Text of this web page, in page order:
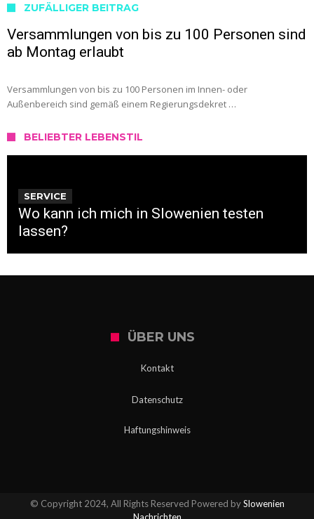
ZUFÄLLIGER BEITRAG
Versammlungen von bis zu 100 Personen sind
ab Montag erlaubt
Versammlungen von bis zu 100 Personen im Innen- oder
Außenbereich sind gemäß einem Regierungsdekret …
BELIEBTER LEBENSTIL
SERVICE
Wo kann ich mich in Slowenien testen
lassen?
ÜBER UNS
Kontakt
Datenschutz
Haftungshinweis
© Copyright 2024, All Rights Reserved Powered bySlowenien
Nachrichten